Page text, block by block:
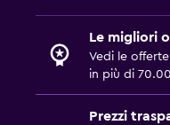
Le migliori
Vedi le
in più di
Prezzi